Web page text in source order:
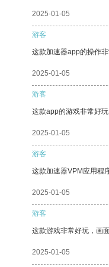
2025-01-05
游客
这款加速器app的操作
2025-01-05
游客
这款app的游戏非常好玩
2025-01-05
游客
这款加速器VPM应用程
2025-01-05
游客
这款游戏非常好玩，画
2025-01-05